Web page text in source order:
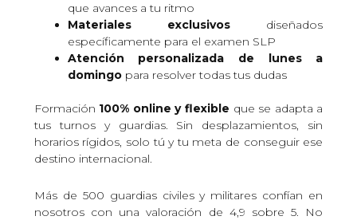
que avances a tu ritmo
Materiales exclusivos diseñados
específicamente para el examen SLP
Atención personalizada de lunes a
domingopara resolver todas tus dudas
Formación 100% online y flexible que se adapta a
tus turnos y guardias. Sin desplazamientos, sin
horarios rígidos, solo tú y tu meta de conseguir ese
destino internacional.
Más de 500 guardias civiles y militares confían en
nosotros con una valoración de 4,9 sobre 5. No